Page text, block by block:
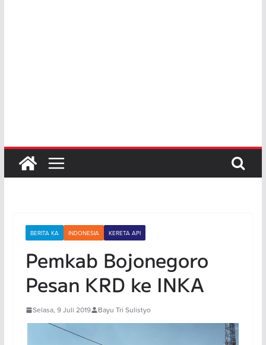
BERITA KA INDONESIA KERETA API
Pemkab Bojonegoro
Pesan KRD ke INKA
Selasa, 9 Juli 2019 Bayu Tri Sulistyo